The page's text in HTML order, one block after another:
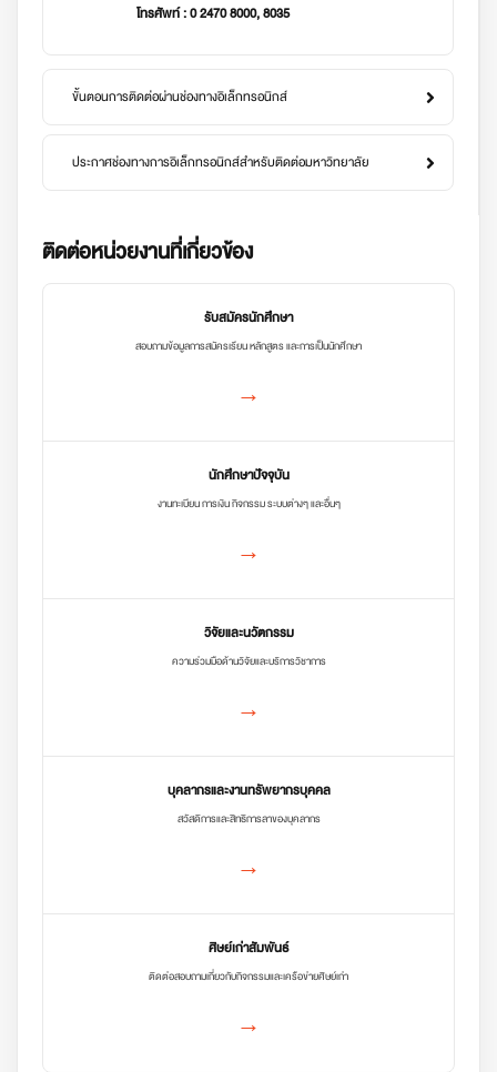
โทรศัพท์ : 0 2470 8000, 8035
ขั้นตอนการติดต่อผ่านช่องทางอิเล็กทรอนิกส์
ประกาศช่องทางการอิเล็กทรอนิกส์สำหรับติดต่อมหาวิทยาลัย
ติดต่อหน่วยงานที่เกี่ยวข้อง
รับสมัครนักศึกษา
สอบถามข้อมูลการสมัครเรียน หลักสูตร และการเป็นนักศึกษา
→
นักศึกษาปัจจุบัน
งานทะเบียน การเงิน กิจกรรม ระบบต่างๆ และอื่นๆ
→
วิจัยและนวัตกรรม
ความร่วมมือด้านวิจัยและบริการวิชาการ
→
บุคลากรและงานทรัพยากรบุคคล
สวัสดิการและสิทธิการลาของบุคลากร
→
ศิษย์เก่าสัมพันธ์
ติดต่อสอบถามเกี่ยวกับกิจกรรมและเครือข่ายศิษย์เก่า
→